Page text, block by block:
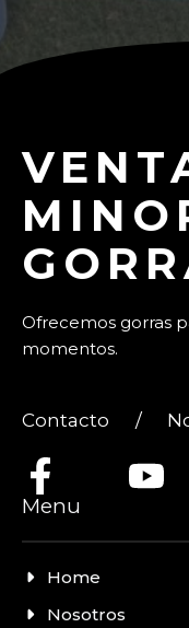
Ofrecemos gorras
momentos.
Contacto /
Menu
Home
Nosotros